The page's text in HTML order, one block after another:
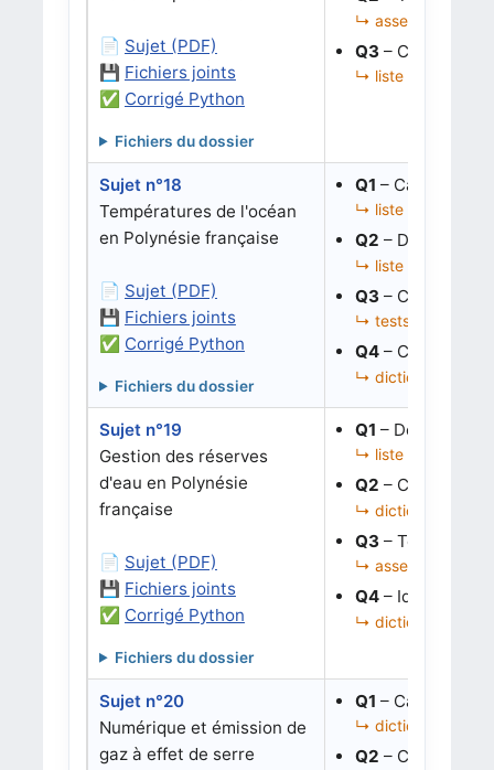
📄 Sujet (PDF)
💾 Fichiers joints
✅ Corrigé Python
Fichiers du dossier
↳ assertions,
Q3 – Corriger
↳ liste de
Sujet n°18
Températures de l'océan
en Polynésie française
📄 Sujet (PDF)
💾 Fichiers joints
✅ Corrigé Python
Fichiers du dossier
Q1 – Calculer
↳ liste de
Q2 – Détecter
↳ liste de
Q3 – Compléter
↳ tests, cas
Q4 – Corriger
↳ dictionnaire de
Sujet n°19
Gestion des réserves
d'eau en Polynésie
française
📄 Sujet (PDF)
💾 Fichiers joints
✅ Corrigé Python
Fichiers du dossier
Q1 – Déterminer
↳ liste de
Q2 – Calculer le
↳ dictionnaire
Q3 – Tester puis
↳ assertions,
Q4 – Identifier
↳ dictionnaire de
Sujet n°20
Numérique et émission de
gaz à effet de serre
Q1 – Calculer
↳ dictionnaires,
Q2 – Classer les